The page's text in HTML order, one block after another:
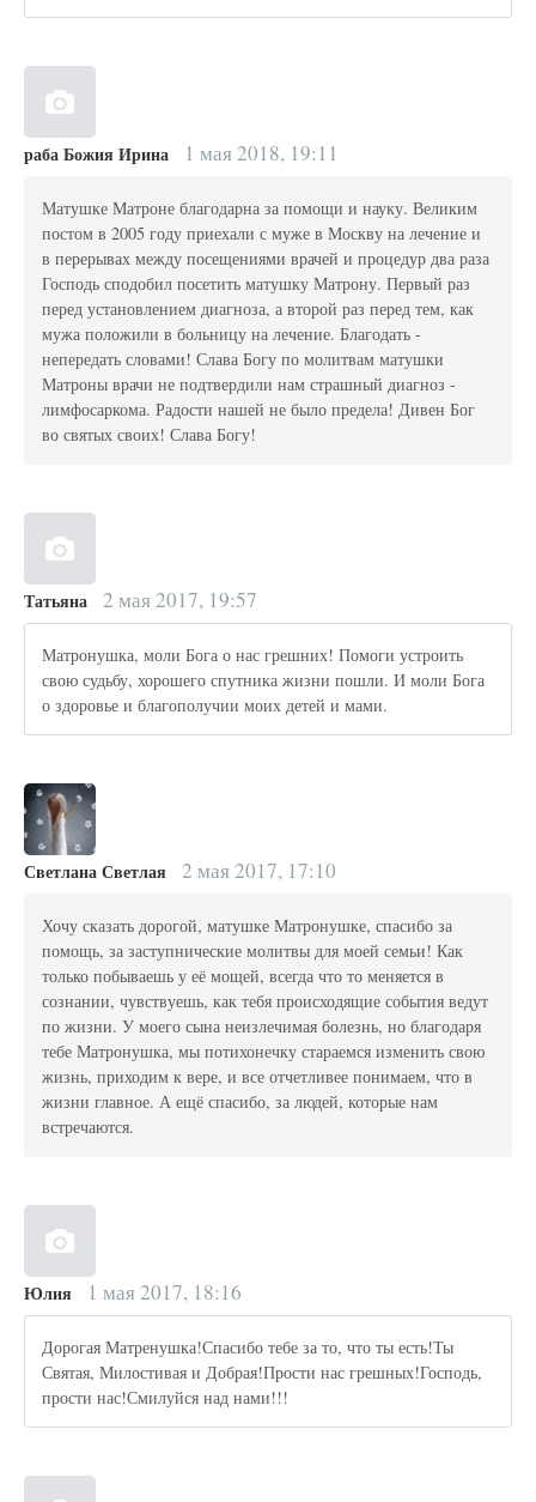
раба Божия Ирина 1 мая 2018, 19:11
Матушке Матроне благодарна за помощи и науку. Великим
постом в 2005 году приехали с муже в Москву на лечение и
в перерывах между посещениями врачей и процедур два раза
Господь сподобил посетить матушку Матрону. Первый раз
перед установлением диагноза, а второй раз перед тем, как
мужа положили в больницу на лечение. Благодать -
непередать словами! Слава Богу по молитвам матушки
Матроны врачи не подтвердили нам страшный диагноз -
лимфосаркома. Радости нашей не было предела! Дивен Бог
во святых своих! Слава Богу!
Татьяна 2 мая 2017, 19:57
Матронушка, моли Бога о нас грешних! Помоги устроить
свою судьбу, хорошего спутника жизни пошли. И моли Бога
о здоровье и благополучии моих детей и мами.
Светлана Светлая 2 мая 2017, 17:10
Хочу сказать дорогой, матушке Матронушке, спасибо за
помощь, за заступнические молитвы для моей семьи! Как
только побываешь у её мощей, всегда что то меняется в
сознании, чувствуешь, как тебя происходящие события ведут
по жизни. У моего сына неизлечимая болезнь, но благодаря
тебе Матронушка, мы потихонечку стараемся изменить свою
жизнь, приходим к вере, и все отчетливее понимаем, что в
жизни главное. А ещё спасибо, за людей, которые нам
встречаются.
Юлия 1 мая 2017, 18:16
Дорогая Матренушка!Спасибо тебе за то, что ты есть!Ты
Святая, Милостивая и Добрая!Прости нас грешных!Господь,
прости нас!Смилуйся над нами!!!